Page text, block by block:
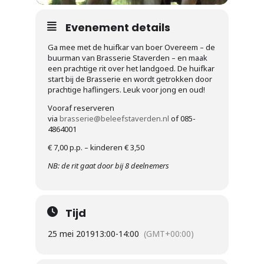
Evenement details
Ga mee met de huifkar van boer Overeem – de
buurman van Brasserie Staverden – en maak
een prachtige rit over het landgoed. De huifkar
start bij de Brasserie en wordt getrokken door
prachtige haflingers. Leuk voor jong en oud!
Vooraf reserveren
via brasserie@beleefstaverden.nl of 085-
4864001
€ 7,00 p.p. – kinderen € 3,50
NB: de rit gaat door bij 8 deelnemers
Tijd
25 mei 201913:00-14:00 (GMT+00:00)